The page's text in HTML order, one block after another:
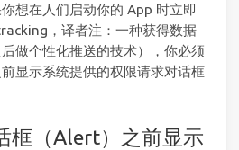
想在人们启动你的 App 时立即
，译者注：一种获得数据
做个性化推送的技术），你必须
显示系统提供的权限请求对话框
框（Alert）之前显示